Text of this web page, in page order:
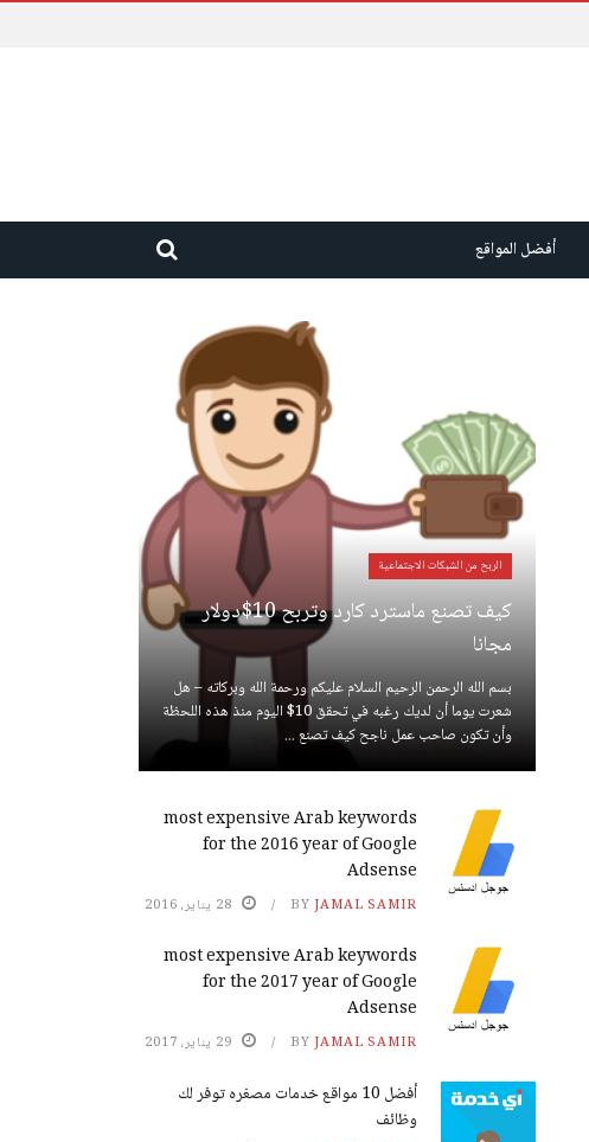
أفضل المواقع
الربح من الشبكات الاجتماعية
كيف تصنع ماسترد كارد وتربح 10$دولار
مجانا
بسم الله الرحمن الرحيم السلام عليكم ورحمة الله وبركاته – هل
شعرت يوما أن لديك رغبه في تحقق 10$ اليوم منذ هذه اللحظة
وأن تكون صاحب عمل ناجح كيف تصنع ...
most expensive Arab keywords
for the 2016 year of Google
Adsense
BY JAMAL SAMIR 28 يناير، 2016
most expensive Arab keywords
for the 2017 year of Google
Adsense
BY JAMAL SAMIR 29 يناير، 2017
أفضل 10 مواقع خدمات مصغره توفر لك
وظائف